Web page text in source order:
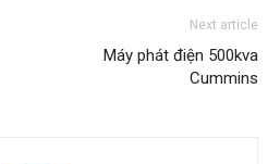
Next article
Máy phát điện 500kva
Cummins